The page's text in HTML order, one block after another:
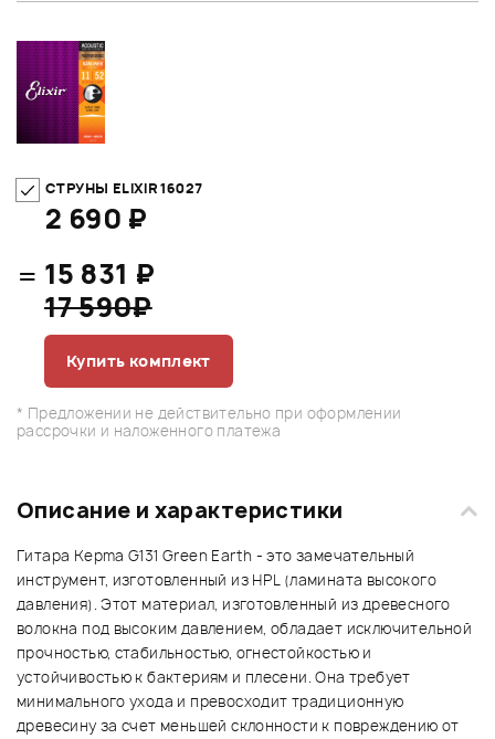
СТРУНЫ ELIXIR 16027
2 690 ₽
= 15 831 ₽
17 590₽
Купить комплект
* Предложении не действительно при оформлении
рассрочки и наложенного платежа
Описание и характеристики
Гитара Kepma G131 Green Earth - это замечательный
инструмент, изготовленный из HPL (ламината высокого
давления). Этот материал, изготовленный из древесного
волокна под высоким давлением, обладает исключительной
прочностью, стабильностью, огнестойкостью и
устойчивостью к бактериям и плесени. Она требует
минимального ухода и превосходит традиционную
древесину за счет меньшей склонности к повреждению от